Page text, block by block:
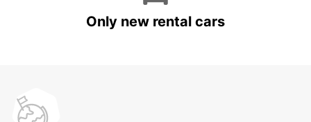
Only new rental cars